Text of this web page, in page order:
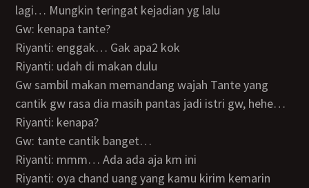
lagi… Mungkin teringat kejadian yg lalu
Gw: kenapa tante?
Riyanti: enggak… Gak apa2 kok
Riyanti: udah di makan dulu
Gw sambil makan memandang wajah Tante yang
cantik gw rasa dia masih pantas jadi istri gw, hehe…
Riyanti: kenapa?
Gw: tante cantik banget…
Riyanti: mmm… Ada ada aja km ini
Riyanti: oya chand uang yang kamu kirim kemarin